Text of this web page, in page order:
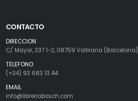
CONTACTO
DIRECCION
C/ Mayor, 337 1-2, 08759 Vallirana (Barcelona)
TELEFONO
(+34) 93 683 13 44
EMAIL
info@libreriabosch.com